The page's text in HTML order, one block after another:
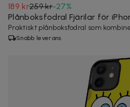
189 kr259 kr-27%
Plånboksfodral Fjärilar för
Praktiskt plånboksfodral som
Snabb leverans